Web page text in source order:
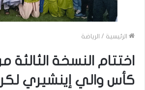
الرئيسية / الرياضة
اختتام النسخة الثالثة
كأس والي إينشيري